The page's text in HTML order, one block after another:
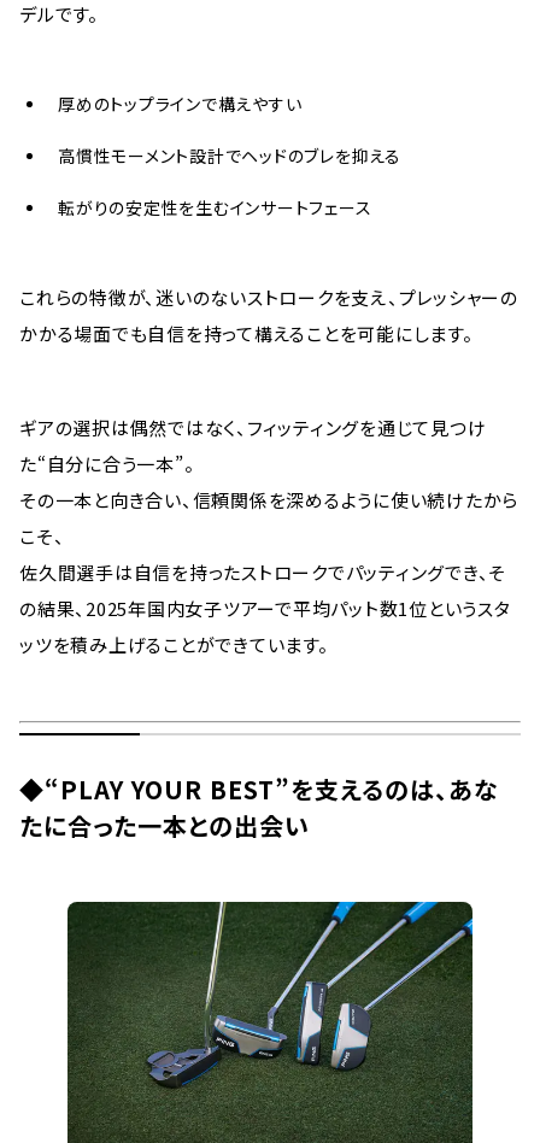
デルです。
厚めのトップラインで構えやすい
高慣性モーメント設計でヘッドのブレを抑える
転がりの安定性を生むインサートフェース
これらの特徴が、迷いのないストロークを支え、プレッシャーの
かかる場面でも自信を持って構えることを可能にします。
ギアの選択は偶然ではなく、フィッティングを通じて見つけ
た“自分に合う一本”。
その一本と向き合い、信頼関係を深めるように使い続けたから
こそ、
佐久間選手は自信を持ったストロークでパッティングでき、そ
の結果、2025年国内女子ツアーで平均パット数1位というスタ
ッツを積み上げることができています。
◆“PLAY YOUR BEST”を支えるのは、あな
たに合った一本との出会い